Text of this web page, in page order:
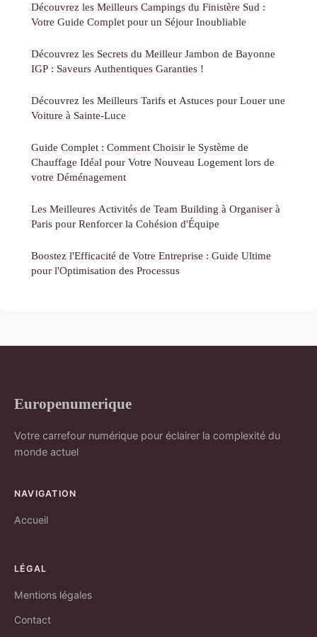
Découvrez les Meilleurs Campings du Finistère Sud :
Votre Guide Complet pour un Séjour Inoubliable
Découvrez les Secrets du Meilleur Jambon de Bayonne
IGP : Saveurs Authentiques Garanties !
Découvrez les Meilleurs Tarifs et Astuces pour Louer une
Voiture à Sainte-Luce
Guide Complet : Comment Choisir le Système de
Chauffage Idéal pour Votre Nouveau Logement lors de
votre Déménagement
Les Meilleures Activités de Team Building à Organiser à
Paris pour Renforcer la Cohésion d'Équipe
Boostez l'Efficacité de Votre Entreprise : Guide Ultime
pour l'Optimisation des Processus
Europenumerique
Votre carrefour numérique pour éclairer la complexité du
monde actuel
NAVIGATION
Accueil
LÉGAL
Mentions légales
Contact